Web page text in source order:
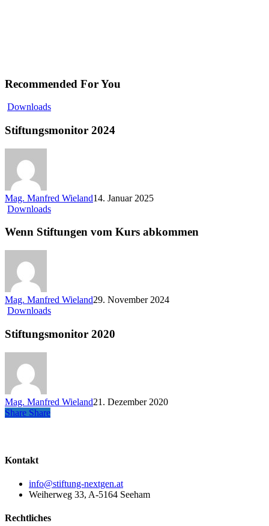
Recommended For You
DownloadsStiftungsmonitor
Stiftungsmonitor 2024
Mag. Manfred Wieland14. Januar 2025
DownloadsWenn
vom
Wenn Stiftungen vom Kurs abkommen
Mag. Manfred Wieland29. November 2024
DownloadsStiftungsmonitor
Stiftungsmonitor 2020
Mag. Manfred Wieland21. Dezember 2020
Share
Share Share
Kontakt
info@stiftung-nextgen.at
Weiherweg 33, A-5164 Seeham
Rechtliches